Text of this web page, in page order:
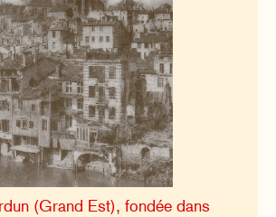
(Grand Est), fondée dans